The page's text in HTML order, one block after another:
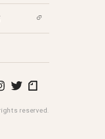
reserved.